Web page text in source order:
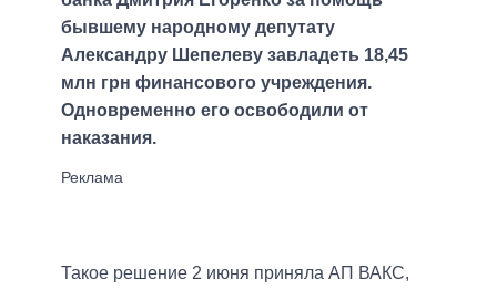
бывшему народному депутату
Александру Шепелеву завладеть 18,45
млн грн финансового учреждения.
Одновременно его освободили от
наказания.
Такое решение 2 июня приняла АП ВАКС,